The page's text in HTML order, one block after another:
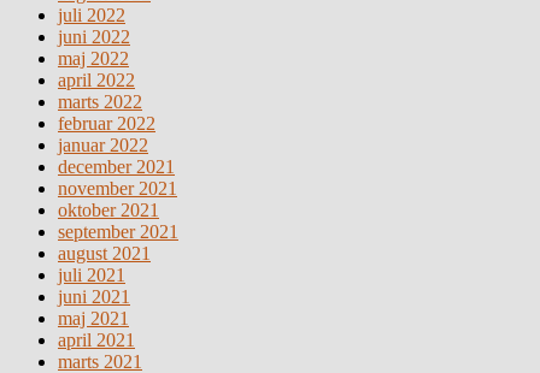
juli 2022
juni 2022
maj 2022
april 2022
marts 2022
februar 2022
januar 2022
december 2021
november 2021
oktober 2021
september 2021
august 2021
juli 2021
juni 2021
maj 2021
april 2021
marts 2021